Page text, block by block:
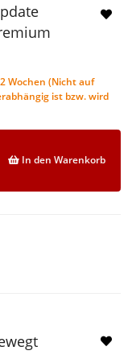
Wochen (Nicht auf
ist bzw. wird
In den Warenkorb